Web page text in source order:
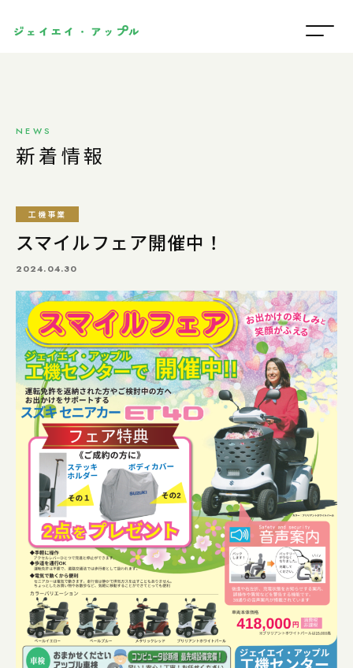
NEWS
新着情報
工機事業
スマイルフェア開催中！
2024.04.30